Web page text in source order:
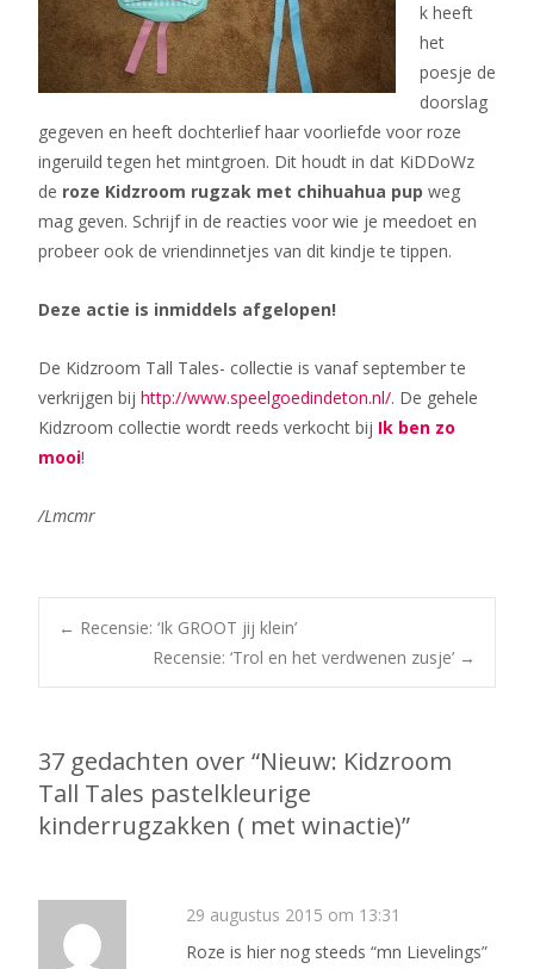
k heeft
het
poesje de
doorslag
gegeven en heeft dochterlief haar voorliefde voor roze
ingeruild tegen het mintgroen. Dit houdt in dat KiDDoWz
de roze Kidzroom rugzak met chihuahua pup weg
mag geven. Schrijf in de reacties voor wie je meedoet en
probeer ook de vriendinnetjes van dit kindje te tippen.
Deze actie is inmiddels afgelopen!
De Kidzroom Tall Tales- collectie is vanaf september te
verkrijgen bij http://www.speelgoedindeton.nl/. De gehele
Kidzroom collectie wordt reeds verkocht bij Ik ben zo
mooi!
/Lmcmr
Bericht
← Recensie: ‘Ik GROOT jij klein’
Recensie: ‘Trol en het verdwenen zusje’ →
37 gedachten over “Nieuw: Kidzroom
Tall Tales pastelkleurige
kinderrugzakken ( met winactie)”
29 augustus 2015 om 13:31
Roze is hier nog steeds “mn Lievelings”